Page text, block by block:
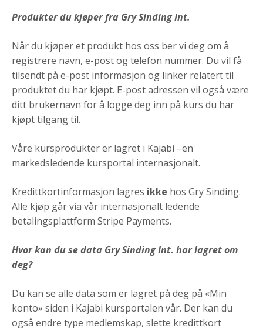
Produkter du kjøper fra Gry Sinding Int.
Når du kjøper et produkt hos oss ber vi deg om å
registrere navn, e-post og telefon nummer. Du vil få
tilsendt på e-post informasjon og linker relatert til
produktet du har kjøpt. E-post adressen vil også være
ditt brukernavn for å logge deg inn på kurs du har
kjøpt tilgang til.
Våre kursprodukter er lagret i Kajabi –en
markedsledende kursportal internasjonalt.
Kredittkortinformasjon lagres ikke hos Gry Sinding.
Alle kjøp går via vår internasjonalt ledende
betalingsplattform Stripe Payments.
Hvor kan du se data Gry Sinding Int. har lagret om
deg?
Du kan se alle data som er lagret på deg på «Min
konto» siden i Kajabi kursportalen vår. Der kan du
også endre type medlemskap, slette kredittkort